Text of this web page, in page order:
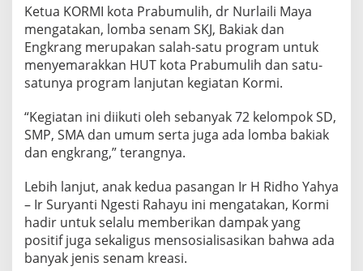
m
u
l
i
h
J
j
a
l
T
m
K
e
s
e
b
Ketua KORMI kota Prabumulih, dr Nurlaili Maya
mengatakan, lomba senam SKJ, Bakiak dan
Engkrang merupakan salah-satu program untuk
menyemarakkan HUT kota Prabumulih dan satu-
satunya program lanjutan kegiatan Kormi.
“Kegiatan ini diikuti oleh sebanyak 72 kelompok SD,
SMP, SMA dan umum serta juga ada lomba bakiak
dan engkrang,” terangnya.
Lebih lanjut, anak kedua pasangan Ir H Ridho Yahya
– Ir Suryanti Ngesti Rahayu ini mengatakan, Kormi
hadir untuk selalu memberikan dampak yang
positif juga sekaligus mensosialisasikan bahwa ada
banyak jenis senam kreasi.